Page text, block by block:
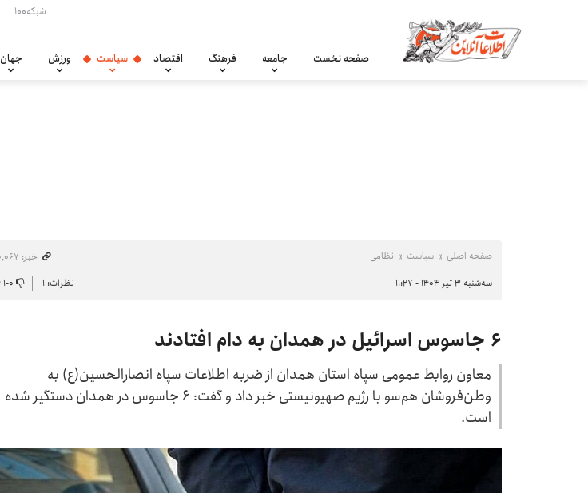
شبکه۱۰۰
صفحه نخست جامعه فرهنگ اقتصاد سیاست ورزش جهان
صفحه اصلی سیاست نظامی
خبر: ۱۰۰٬۰۶۷
سه‌شنبه ۳ تیر ۱۴۰۴ - ۱۱:۲۷
نظرات: ۱ ۰-۱
۶ جاسوس اسرائیل در همدان به دام افتادند
معاون روابط عمومی سپاه استان همدان از ضربه اطلاعات سپاه انصارالحسین(ع) به
وطن‌فروشان هم‌سو با رژیم صهیونیستی خبر داد و گفت: ۶ جاسوس در همدان دستگیر شده
است.